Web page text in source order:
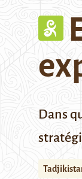
Dans